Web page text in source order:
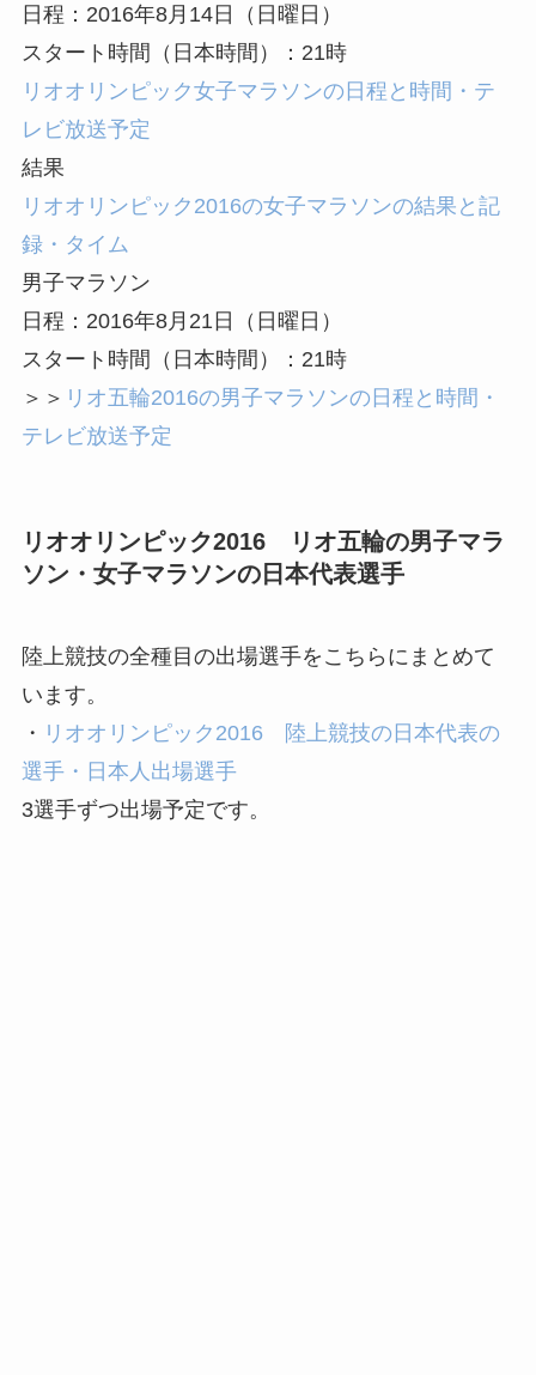
日程：2016年8月14日（日曜日）
スタート時間（日本時間）：21時
リオオリンピック女子マラソンの日程と時間・テ
レビ放送予定
結果
リオオリンピック2016の女子マラソンの結果と記
録・タイム
男子マラソン
日程：2016年8月21日（日曜日）
スタート時間（日本時間）：21時
＞＞ リオ五輪2016の男子マラソンの日程と時間・
テレビ放送予定
リオオリンピック2016 リオ五輪の男子マラ
ソン・女子マラソンの日本代表選手
陸上競技の全種目の出場選手をこちらにまとめて
います。
・ リオオリンピック2016 陸上競技の日本代表の
選手・日本人出場選手
3選手ずつ出場予定です。